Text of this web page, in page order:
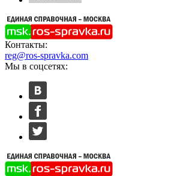
Контакты:
reg@ros-spravka.com
Мы в соцсетях: